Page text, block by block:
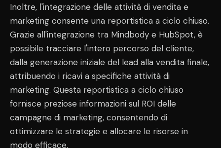
Inoltre, l'integrazione delle attività di vendita e
marketing consente una reportistica a ciclo chiuso.
Grazie all'integrazione tra Mindbody e HubSpot, è
possibile tracciare l'intero percorso del cliente,
dalla generazione iniziale del lead alla vendita finale,
attribuendo i ricavi a specifiche attività di
marketing. Questa reportistica a ciclo chiuso
fornisce preziose informazioni sul ROI delle
campagne di marketing, consentendo di
ottimizzare le strategie e allocare le risorse in
modo efficace.